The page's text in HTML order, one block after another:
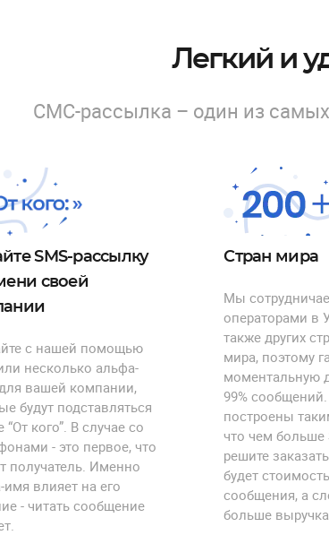
Легкий и
СМС-рассылка – один из
SMS-рассылку
своей
с нашей помощью
несколько альфа-
вашей компании,
будут подставляться
“От кого”. В случае со
- это первое, что
получатель. Именно
имя влияет на его
- читать сообщение
Стран мира
Мы
операторами в
также других
мира, поэтому
моментальную
99%
построены
что чем больше
решите
будет
сообщения, а
больше